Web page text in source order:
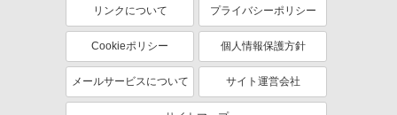
リンクについて プライバシーポリシー
Cookieポリシー 個人情報保護方針
メールサービスについて サイト運営会社